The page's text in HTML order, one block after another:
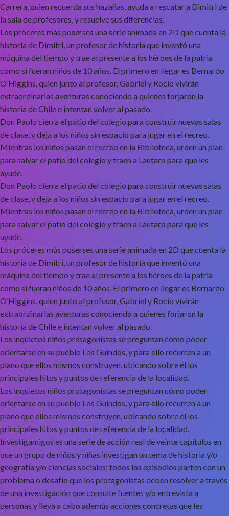
Carrera, quien recuerda sus hazañas, ayuda a rescatar a Dimitri de
la sala de profesores, y resuelve sus diferencias.
Los próceres más poserses una serie animada en 2D que cuenta la
historia de Dimitri, un profesor de historia que inventó una
máquina del tiempo y trae al presente a los héroes de la patria
como si fueran niños de 10 años. El primero en llegar es Bernardo
O’Higgins, quien junto al profesor, Gabriel y Rocío vivirán
extraordinarias aventuras conociendo a quienes forjaron la
historia de Chile e intentan volver al pasado.
Don Paolo cierra el patio del colegio para construir nuevas salas
de clase, y deja a los niños sin espacio para jugar en el recreo.
Mientras los niños pasan el recreo en la Biblioteca, urden un plan
para salvar el patio del colegio y traen a Lautaro para que les
ayude.
Don Paolo cierra el patio del colegio para construir nuevas salas
de clase, y deja a los niños sin espacio para jugar en el recreo.
Mientras los niños pasan el recreo en la Biblioteca, urden un plan
para salvar el patio del colegio y traen a Lautaro para que les
ayude.
Los próceres más poserses una serie animada en 2D que cuenta la
historia de Dimitri, un profesor de historia que inventó una
máquina del tiempo y trae al presente a los héroes de la patria
como si fueran niños de 10 años. El primero en llegar es Bernardo
O’Higgins, quien junto al profesor, Gabriel y Rocío vivirán
extraordinarias aventuras conociendo a quienes forjaron la
historia de Chile e intentan volver al pasado.
Los inquietos niños protagonistas se preguntan cómo poder
orientarse en su pueblo Los Guindos, y para ello recurren a un
plano que ellos mismos construyen, ubicando sobre él los
principales hitos y puntos de referencia de la localidad.
Los inquietos niños protagonistas se preguntan cómo poder
orientarse en su pueblo Los Guindos, y para ello recurren a un
plano que ellos mismos construyen, ubicando sobre él los
principales hitos y puntos de referencia de la localidad.
Investigamigos es una serie de acción real de veinte capítulos en
que un grupo de niños y niñas investigan un tema de historia y/o
geografía y/o ciencias sociales; todos los episodios parten con un
problema o desafío que los protagonistas deben resolver a través
de una investigación que consulte fuentes y/o entrevista a
personas y lleva a cabo además acciones concretas que les